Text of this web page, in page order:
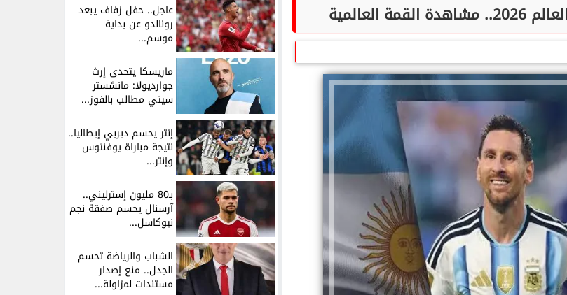
عاجل.. حفل زفاف يبعد
رونالدو عن بداية
موسم...
ماريسكا يتحدى إرث
جوارديولا: مانشستر
سيتي مطالب بالفوز...
إنتر يحسم ديربي إيطاليا..
نتيجة مباراة يوفنتوس
وإنتر...
بـ80 مليون إسترليني..
آرسنال يحسم صفقة نجم
نيوكاسل...
الشباب والرياضة تحسم
الجدل.. منع إصدار
مستندات لمزاولة...